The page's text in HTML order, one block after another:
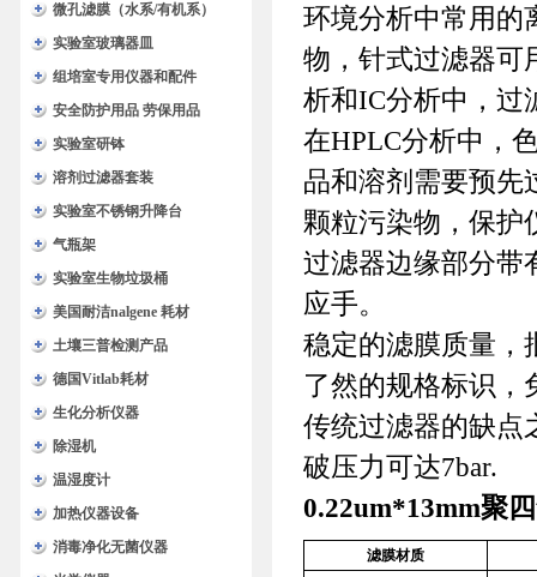
微孔滤膜（水系/有机系）
实验室玻璃器皿
组培室专用仪器和配件
安全防护用品 劳保用品
实验室研钵
溶剂过滤器套装
实验室不锈钢升降台
气瓶架
实验室生物垃圾桶
美国耐洁nalgene 耗材
土壤三普检测产品
德国Vitlab耗材
生化分析仪器
除湿机
温湿度计
加热仪器设备
消毒净化无菌仪器
环境分析中常用的
物，针式过滤器可
析和IC分析中，过
在HPLC分析中，
品和溶剂需要预先
颗粒污染物，保护
过滤器边缘部分带
应手。
稳定的滤膜质量，
了然的规格标识，
传统过滤器的缺点
破压力可达7bar.
0.22um*13mm聚
滤膜材质